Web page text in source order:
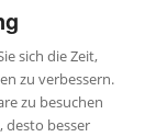
sich die Zeit,
zu verbessern.
zu besuchen
desto besser